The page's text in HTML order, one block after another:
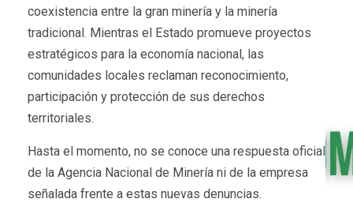
coexistencia entre la gran minería y la minería
tradicional. Mientras el Estado promueve proyectos
estratégicos para la economía nacional, las
comunidades locales reclaman reconocimiento,
participación y protección de sus derechos
territoriales.
Hasta el momento, no se conoce una respuesta oficial
de la Agencia Nacional de Minería ni de la empresa
señalada frente a estas nuevas denuncias.